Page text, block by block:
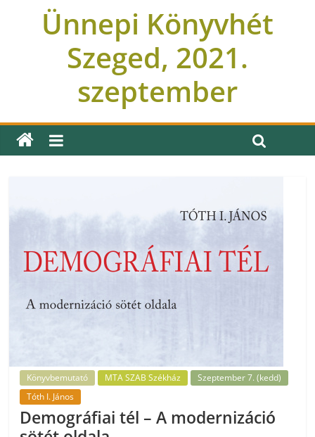
Ünnepi Könyvhét
Szeged, 2021.
szeptember
Könyvbemutató MTA SZAB Székház
Szeptember 7. (kedd)
Tóth I. János
Demográfiai tél – A modernizáció